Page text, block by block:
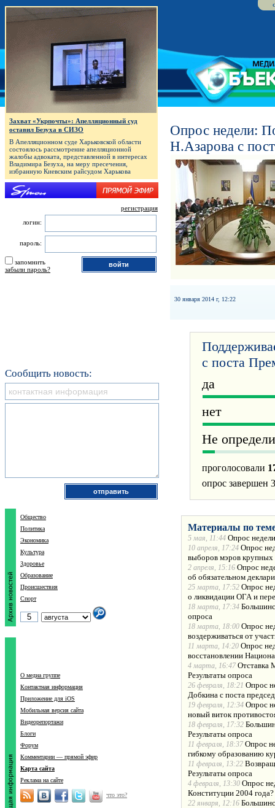
Опрос недели:
Н.Азарова с
30 января 2014 г, 12:22
с поста
да
нет
Не
проголосовали
опрос завершен
Материалы по
5 мая, 11:44 Опрос
10 апреля, 17:24 Опрос
выборов мэров крупных
2 апреля, 15:16 Опрос
об обязательном
25 марта, 17:52 Опрос
о ликвидации ОГА и
18 марта, 17:34
опроса
18 марта, 18:00 Опрос
воздерживаться от
11 марта, 14:20 Опрос
восстановлении
4 марта, 16:47 Отставка
Результаты опроса
26 февраля, 18:21 Опрос
Добкина с поста
19 февраля, 12:34 Опрос
новый виток
18 февраля, 17:32
Результаты опроса
11 февраля, 18:37 Опрос
гибкому образованию
11 февраля, 13:22
Результаты опроса
4 февраля, 13:30 Опрос
Конституции 2004 года?
22 января, 12:16
Захват «Укрпочты»: Апелляционный суд
оставил Безуха в СИЗО
В Апелляционном суде Харьковской области
состоялось рассмотрение апелляционной
жалобы адвоката, представленной в интересах
Владимира Безуха, на меру пресечения,
избранную Киевским райсудом Харькова
регистрация
логин:
пароль:
запомнить
забыли пароль?
Сообщить новость:
Общество
Политика
Экономика
Культура
Здоровье
Образование
Происшествия
Спорт
О медиа группе
Контактная информация
Приложение для iOS
Мобильная версия сайта
Видеорепортажи
Блоги
Форум
Комментарии — прямой эфир
Карта сайта
Реклама на сайте
что это?